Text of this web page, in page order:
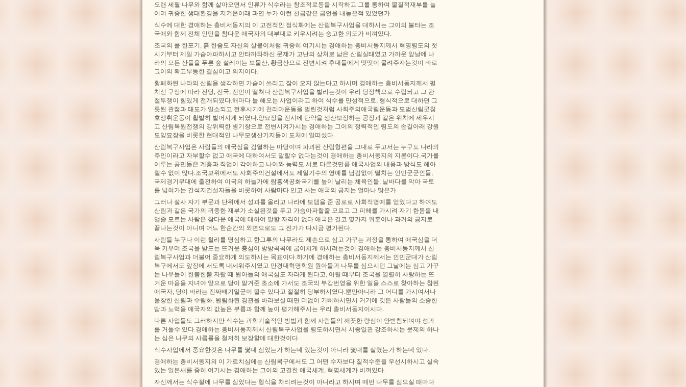
오랜 세월 나무와 함께 살아오면서 인류가 식수라는 창조적로동을 시작하고 그를 통하여 물질적재부를 늘
이며 귀중한 생태환경을 지켜온이래 과연 누가 이런 천금같은 금언을 내놓은적 있었던가.
식수에 대한 경애하는 총비서동지의 이 고전적인 정식화에는 산림복구사업을 대하시는 그이의 불타는 조
국애와 함께 전체 인민을 참다운 애국자의 대부대로 키우시려는 숭고한 의도가 비껴있다.
조국의 풀 한포기, 흙 한줌도 자신의 살붙이처럼 귀중히 여기시는 경애하는 총비서동지께서 혁명령도의 첫
시기부터 제일 가슴아파하시고 안타까와하신 문제가 고난의 상처로 남은 산림실태였고 가까운 앞날에 나
라의 모든 산들을 푸른 숲 설레이는 보물산, 황금산으로 전변시켜 후대들에게 떳떳이 물려주자는것이 바로
그이의 확고부동한 결심이고 의지이다.
황페화된 나라의 산림을 생각하면 가슴이 쓰리고 잠이 오지 않는다고 하시며 경애하는 총비서동지께서 펼
치신 구상에 따라 전당, 전국, 전민이 떨쳐나 산림복구사업을 벌리는것이 우리 당정책으로 수립되고 그 관
철투쟁이 힘있게 전개되였다.해마다 늘 해오는 사업이라고 하여 식수를 만성적으로, 형식적으로 대하던 그
릇된 관점과 태도가 일소되고 전후시기에 천리마운동을 벌린것처럼 사회주의애국림운동과 모범산림군칭
호쟁취운동이 활발히 벌어지게 되였다.양묘장을 전시에 탄약을 생산보장하는 공장과 같은 위치에 세우시
고 산림복원전쟁의 강위력한 병기창으로 전변시켜가시는 경애하는 그이의 정력적인 령도의 손길아래 강원
도양묘장을 비롯한 현대적인 나무모생산기지들이 도처에 일떠섰다.
산림복구사업은 사람들의 애국심을 검열하는 마당이며 파괴된 산림형편을 그대로 두고서는 누구도 나라의
주인이라고 자부할수 없고 애국에 대하여서도 말할수 없다는것이 경애하는 총비서동지의 지론이다.국가를
이루는 공민들은 계층과 직업이 각이하고 나이와 능력도 서로 다른것만큼 애국사업의 내용과 방식도 헤아
릴수 없이 많다.조국보위에서도 사회주의건설에서도 제일기수의 영예를 남김없이 떨치는 인민군군인들,
국제경기무대에 출전하여 이국의 하늘가에 람홍색공화국기를 높이 날리는 체육인들, 날바다를 막아 국토
를 넓혀가는 간석지건설자들을 비롯하여 사람마다 안고 사는 애국의 긍지는 얼마나 많은가.
그러나 설사 자기 부문과 단위에서 성과를 올리고 나라에 보탬을 준 공로로 사회적명예를 얻었다고 하여도
산림과 같은 국가의 귀중한 재부가 소실된것을 두고 가슴아파할줄 모르고 그 피해를 가시려 자기 한몸을 내
댈줄 모르는 사람은 참다운 애국에 대하여 말할 자격이 없다.애국은 결코 몇가지 위훈이나 과거의 긍지로
끝나는것이 아니며 어느 한순간의 외면으로도 그 진가가 다시금 평가된다.
사람들 누구나 이런 철리를 명심하고 한그루의 나무라도 제손으로 심고 가꾸는 과정을 통하여 애국심을 더
욱 키우며 조국을 받드는 뜨거운 충심이 방방곡곡에 굽이치게 하시려는것이 경애하는 총비서동지께서 산
림복구사업과 더불어 중요하게 의도하시는 목표이다.하기에 경애하는 총비서동지께서는 인민군대가 산림
복구에서도 앞장에 서도록 내세워주시였고 만경대혁명학원 원아들과 나무를 심으시던 그날에는 심고 가꾸
는 나무들이 한뽐한뽐 자랄 때 원아들의 애국심도 자라게 된다고, 어릴 때부터 조국을 열렬히 사랑하는 뜨
거운 마음을 지녀야 앞으로 당이 맡겨준 초소에 가서도 조국의 부강번영을 위한 일을 스스로 찾아하는 참된
애국자, 당이 바라는 진짜배기일군이 될수 있다고 절절히 당부하시였다.뿐만아니라 그 어디를 가시여서나
울창한 산림과 수림화, 원림화된 경관을 바라보실 때면 더없이 기뻐하시면서 거기에 깃든 사람들의 소중한
땀과 노력을 애국자의 값높은 부름과 함께 높이 평가해주시는 우리 총비서동지이시다.
다른 사업들도 그러하지만 식수는 과학기술적인 방법과 함께 사람들의 깨끗한 량심이 안받침되여야 성과
를 거둘수 있다.경애하는 총비서동지께서 산림복구사업을 령도하시면서 시종일관 강조하시는 문제의 하나
는 심은 나무의 사름률을 철저히 보장할데 대한것이다.
식수사업에서 중요한것은 나무를 몇대 심었는가 하는데 있는것이 아니라 몇대를 살렸는가 하는데 있다.
경애하는 총비서동지의 이 가르치심에는 산림복구에서도 그 어떤 수자보다 질적수준을 우선시하시고 실속
있는 일본새를 중히 여기시는 경애하는 그이의 고결한 애국세계, 혁명세계가 비껴있다.
자신께서는 식수절에 나무를 심었다는 형식을 차리려는것이 아니라고 하시며 매번 나무를 심으실 때마다